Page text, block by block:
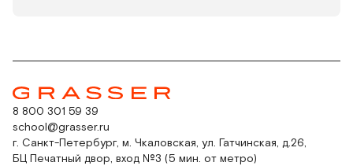
8 800 301 59 39
school@grasser.ru
г. Санкт-Петербург, м. Чкаловская, ул. Гатчинская, д.26,
БЦ Печатный двор, вход №3 (5 мин. от метро)